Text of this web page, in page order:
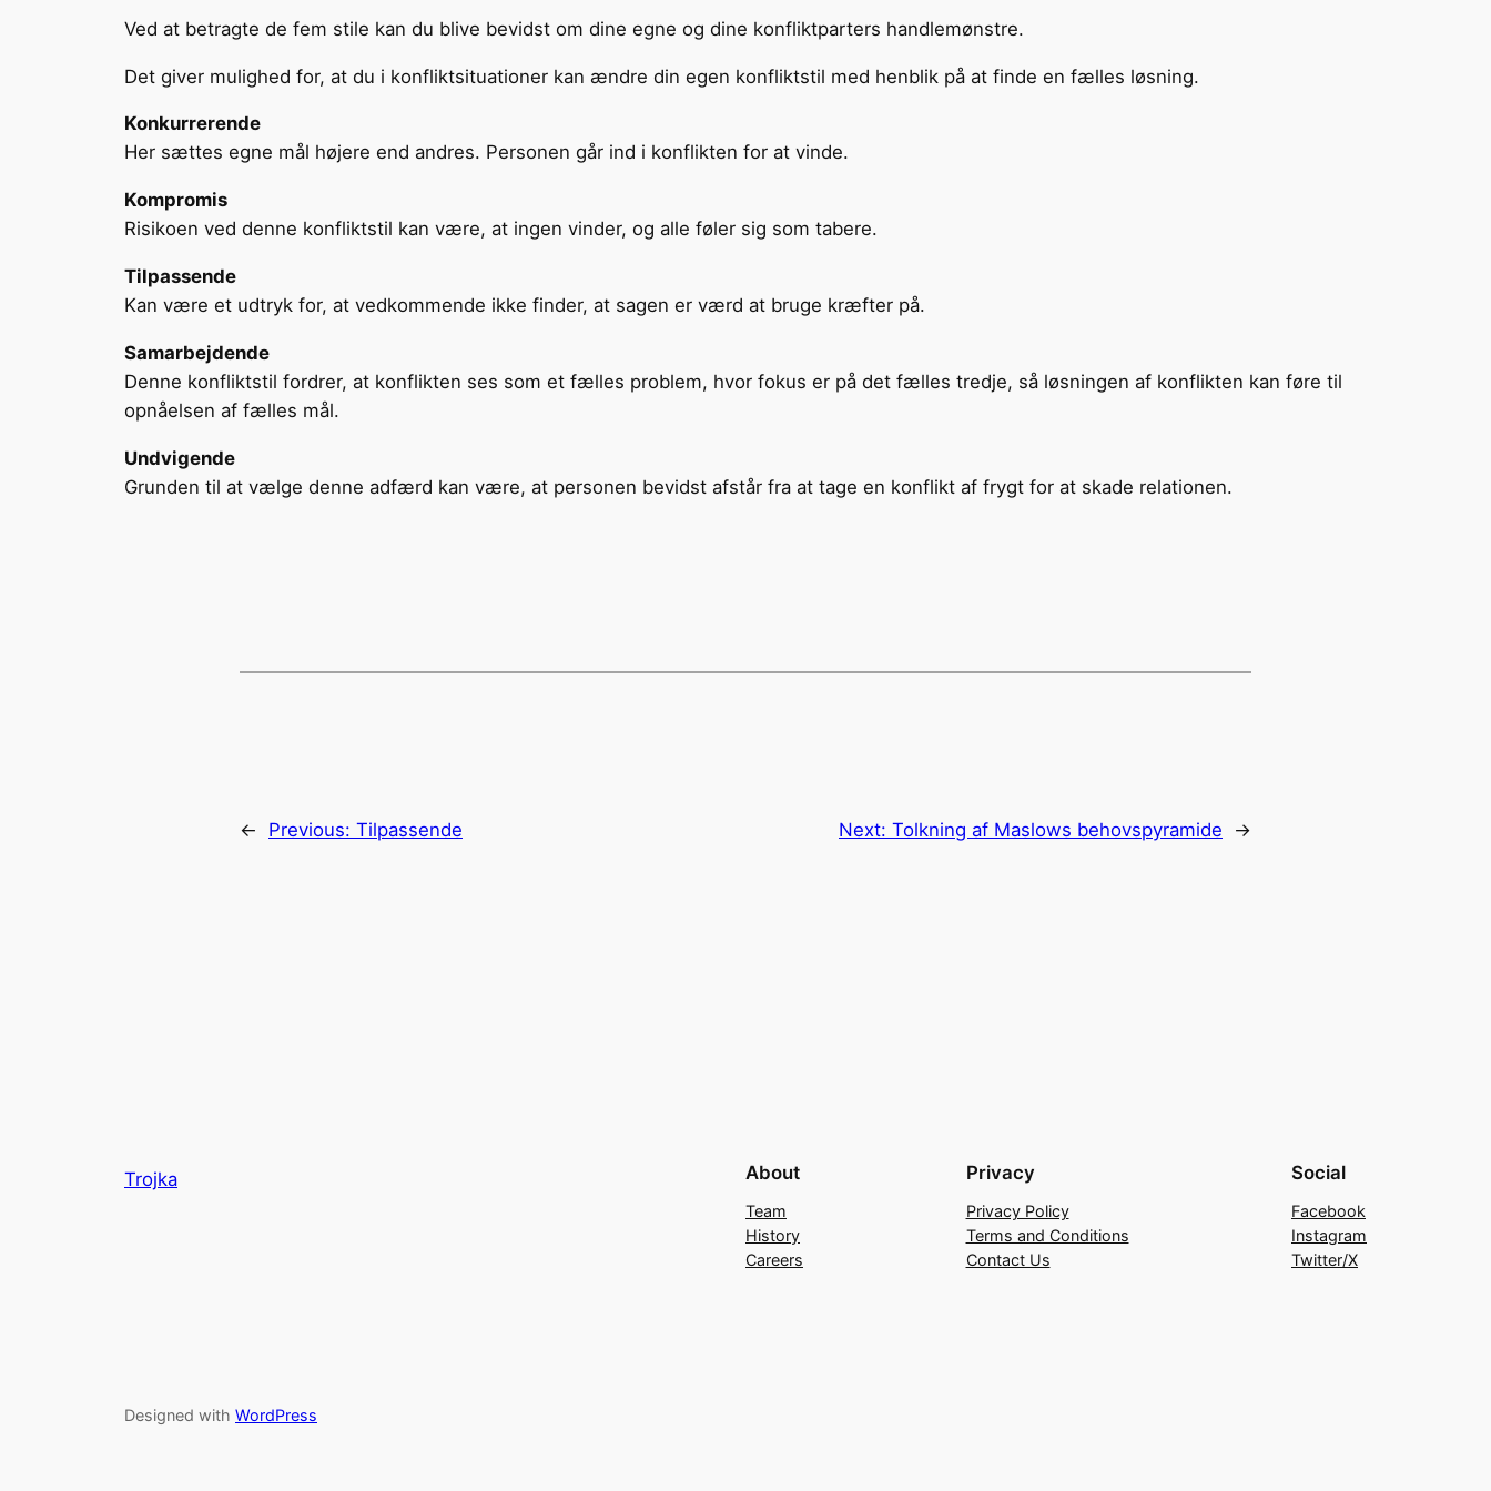
Ved at betragte de fem stile kan du blive bevidst om dine egne og dine konfliktparters handlemønstre.
Det giver mulighed for, at du i konfliktsituationer kan ændre din egen konfliktstil med henblik på at finde en fælles løsning.
Konkurrerende
Her sættes egne mål højere end andres. Personen går ind i konflikten for at vinde.
Kompromis
Risikoen ved denne konfliktstil kan være, at ingen vinder, og alle føler sig som tabere.
Tilpassende
Kan være et udtryk for, at vedkommende ikke finder, at sagen er værd at bruge kræfter på.
Samarbejdende
Denne konfliktstil fordrer, at konflikten ses som et fælles problem, hvor fokus er på det fælles tredje, så løsningen af konflikten kan føre til
opnåelsen af fælles mål.
Undvigende
Grunden til at vælge denne adfærd kan være, at personen bevidst afstår fra at tage en konflikt af frygt for at skade relationen.
← Previous: Tilpassende Next: Tolkning af Maslows behovspyramide →
Trojka About
Team
History
Careers
Privacy
Privacy Policy
Terms and Conditions
Contact Us
Social
Facebook
Instagram
Twitter/X
Designed with WordPress